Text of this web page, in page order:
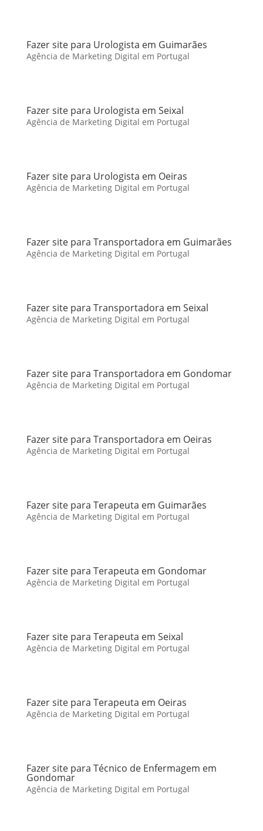
Fazer site para Urologista em Guimarães
Agência de Marketing Digital em Portugal
Fazer site para Urologista em Seixal
Agência de Marketing Digital em Portugal
Fazer site para Urologista em Oeiras
Agência de Marketing Digital em Portugal
Fazer site para Transportadora em Guimarães
Agência de Marketing Digital em Portugal
Fazer site para Transportadora em Seixal
Agência de Marketing Digital em Portugal
Fazer site para Transportadora em Gondomar
Agência de Marketing Digital em Portugal
Fazer site para Transportadora em Oeiras
Agência de Marketing Digital em Portugal
Fazer site para Terapeuta em Guimarães
Agência de Marketing Digital em Portugal
Fazer site para Terapeuta em Gondomar
Agência de Marketing Digital em Portugal
Fazer site para Terapeuta em Seixal
Agência de Marketing Digital em Portugal
Fazer site para Terapeuta em Oeiras
Agência de Marketing Digital em Portugal
Fazer site para Técnico de Enfermagem em
Gondomar
Agência de Marketing Digital em Portugal